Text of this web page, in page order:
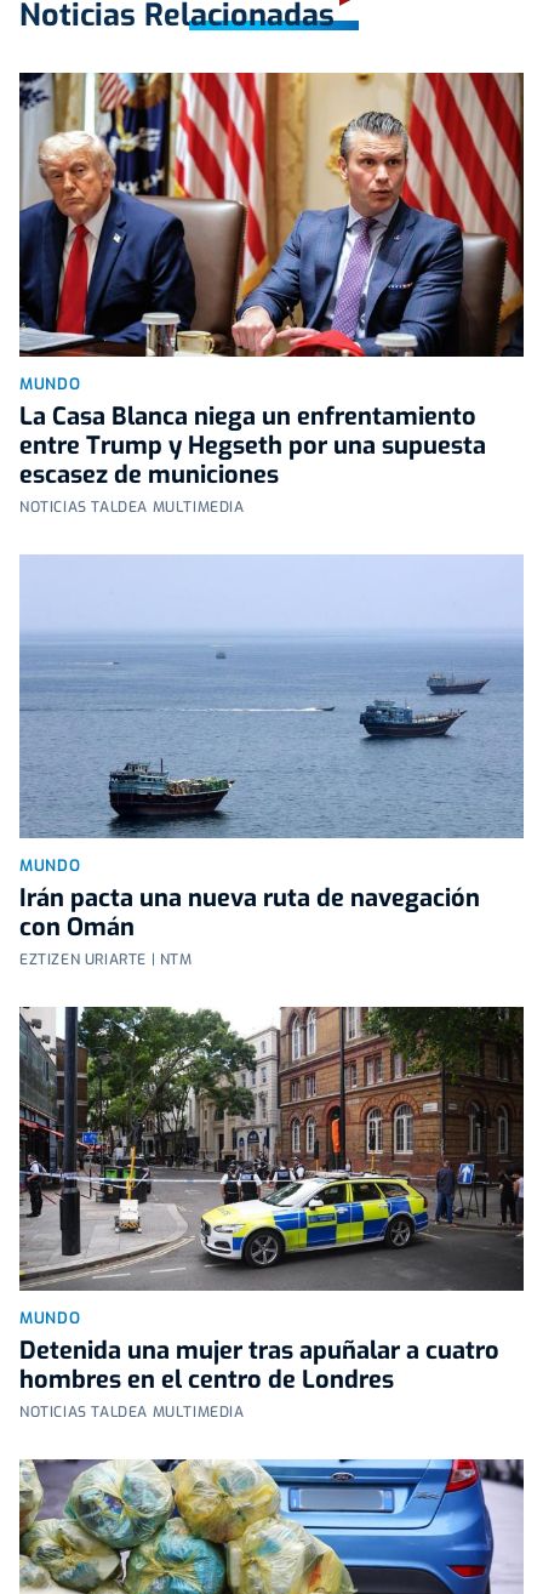
Noticias Relacionadas
MUNDO
La Casa Blanca niega un enfrentamiento
entre Trump y Hegseth por una supuesta
escasez de municiones
NOTICIAS TALDEA MULTIMEDIA
MUNDO
Irán pacta una nueva ruta de navegación
con Omán
EZTIZEN URIARTE | NTM
MUNDO
Detenida una mujer tras apuñalar a cuatro
hombres en el centro de Londres
NOTICIAS TALDEA MULTIMEDIA